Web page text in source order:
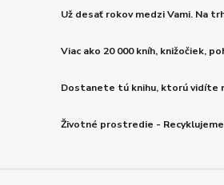
Už desať rokov medzi Vami. Na
Viac ako 20 000 kníh, knižočiek,
Dostanete tú knihu, ktorú vidíte
Životné prostredie -